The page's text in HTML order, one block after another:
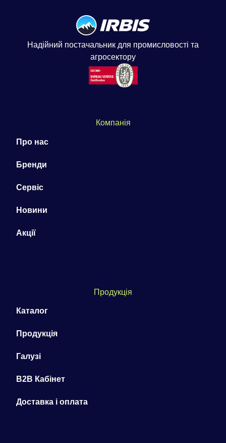
Надійний постачальник для промисловості та
агросектору
Компанія
Про нас
Бренди
Сервіс
Новини
Акції
Продукція
Каталог
Продукція
Галузі
B2B Кабінет
Доставка і оплата